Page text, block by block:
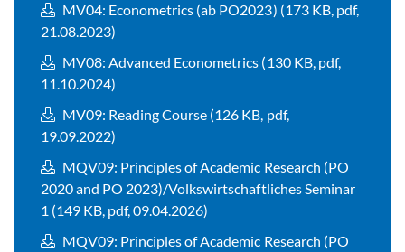
MV04: Econometrics (ab PO2023) (173 KB, pdf,
21.08.2023)
MV08: Advanced Econometrics (130 KB, pdf,
11.10.2024)
MV09: Reading Course (126 KB, pdf,
19.09.2022)
MQV09: Principles of Academic Research (PO
2020 and PO 2023)/Volkswirtschaftliches Seminar
1 (149 KB, pdf, 09.04.2026)
MQV09: Principles of Academic Research (PO